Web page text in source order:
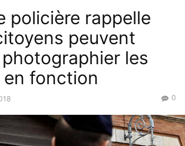
policière rappelle
peuvent
les
fonction
0